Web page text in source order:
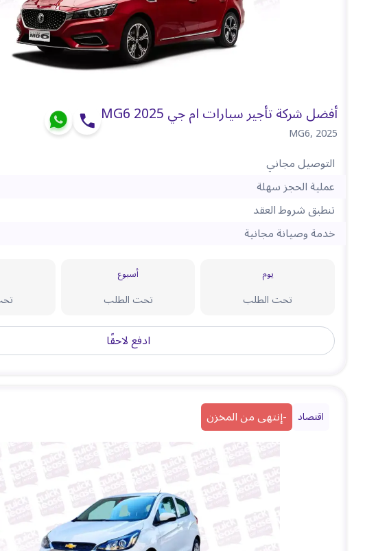
أفضل شركة تأجير سيارات ام جي MG6 2025
MG6,2025
التوصيل مجاني
عملية الحجز سهلة
تنطبق شروط العقد
خدمة وصيانة مجانية
يوم
تحت الطلب
أسبوع
تحت الطلب
ادفع لاحقًا
اقتصاد -إنتهى من المخزن